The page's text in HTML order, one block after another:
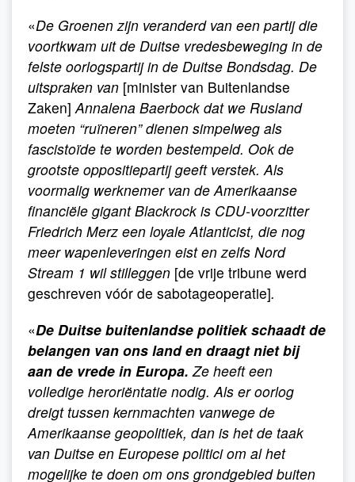
«De Groenen zijn veranderd van een partij die
voortkwam uit de Duitse vredesbeweging in de
felste oorlogspartij in de Duitse Bondsdag. De
uitspraken van [minister van Buitenlandse
Zaken]Annalena Baerbock dat we Rusland
moeten “ruïneren” dienen simpelweg als
fascistoïde te worden bestempeld. Ook de
grootste oppositiepartij geeft verstek. Als
voormalig werknemer van de Amerikaanse
financiële gigant Blackrock is CDU-voorzitter
Friedrich Merz een loyale Atlanticist, die nog
meer wapenleveringen eist en zelfs Nord
Stream 1 wil stilleggen [de vrije tribune werd
geschreven vóór de sabotageoperatie].
«De Duitse buitenlandse politiek schaadt de
belangen van ons land en draagt ​​niet bij
aan de vrede in Europa. Ze heeft een
volledige heroriëntatie nodig. Als er oorlog
dreigt tussen kernmachten vanwege de
Amerikaanse geopolitiek, dan is het de taak
van Duitse en Europese politici om al het
mogelijke te doen om ons grondgebied buiten